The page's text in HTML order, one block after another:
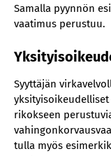
Samalla pyynnön
vaatimus perustuu.
Syyttäjän
rikokseen
tulla myös